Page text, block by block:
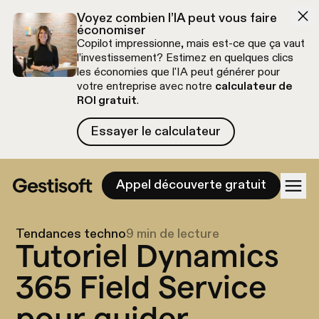
Voyez combien l’IA peut vous faire
économiser
Copilot impressionne, mais est-ce que ça vaut
l’investissement? Estimez en quelques clics
les économies que l'IA peut générer pour
votre entreprise avec notre calculateur de
ROI gratuit.
Essayer le calculateur
Essayer le calculateur
Appel découverte gratuit
Tendances techno9 min de lecture
Tutoriel Dynamics
365 Field Service